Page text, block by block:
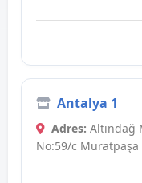
Antalya 1
Adres: Altındağ
No:59/c Muratpaşa